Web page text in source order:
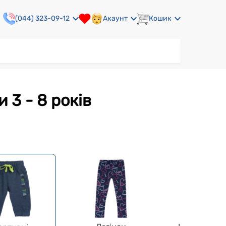
(044) 323-09-12 Акаунт Кошик
3 - 8 років